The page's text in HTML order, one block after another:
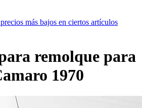
más bajos en ciertos artículos
remolque para
1970